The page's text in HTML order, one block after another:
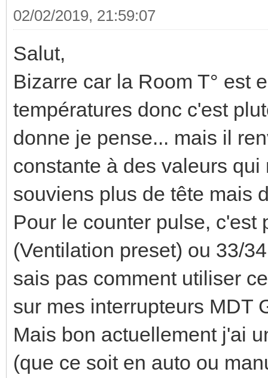
02/02/2019, 21:59:07
Salut,
Bizarre car la Room T° est
températures donc c'est
donne je pense... mais il
constante à des valeurs
souviens plus de tête mais
Pour le counter pulse, c'est
(Ventilation preset) ou 33/
sais pas comment utiliser
sur mes interrupteurs MDT
Mais bon actuellement j'ai
(que ce soit en auto ou